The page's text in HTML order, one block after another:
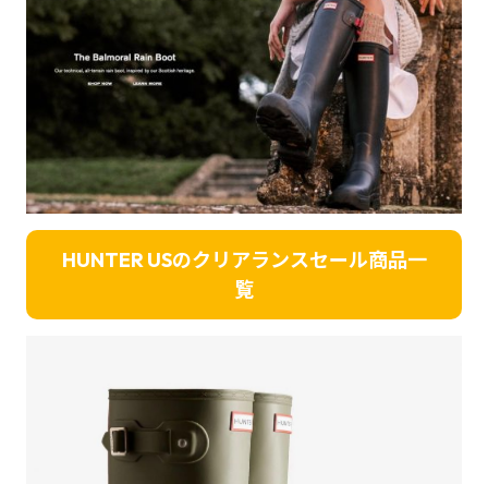
HUNTER USのクリアランスセール商品一
覧